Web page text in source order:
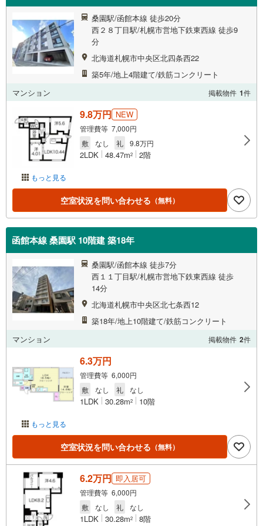
桑園駅/函館本線 徒歩20分
西２８丁目駅/札幌市営地下鉄東西線 徒歩9
分
北海道札幌市中央区北四条西22
築5年/地上4階建て/鉄筋コンクリート
マンション
掲載物件 1件
もっと見る
9.8万円 NEW
管理費等 7,000円
敷
なし 礼 9.8万円
2LDK 48.47m2 2階
空室状況を問い合わせる （無料）
函館本線 桑園駅 10階建 築18年
桑園駅/函館本線 徒歩7分
西１１丁目駅/札幌市営地下鉄東西線 徒歩
14分
北海道札幌市中央区北七条西12
築18年/地上10階建て/鉄筋コンクリート
マンション
掲載物件 2件
もっと見る
6.3万円
管理費等 6,000円
敷
なし 礼 なし
1LDK 30.28m2 10階
空室状況を問い合わせる （無料）
6.2万円 即入居可
管理費等 6,000円
敷
なし 礼 なし
1LDK 30.28m2 8階